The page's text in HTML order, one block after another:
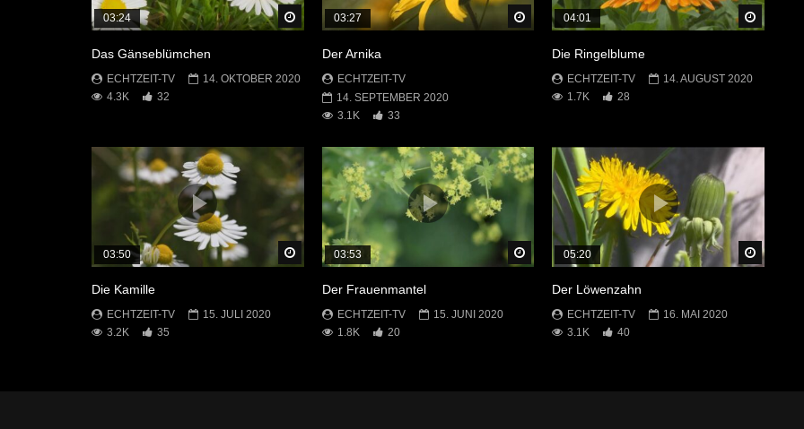
Später Ansehen
03:24
Das Gänseblümchen
ECHTZEIT-TV
14. OKTOBER 2020
4.3K
32
Später Ansehen
03:27
Der Arnika
ECHTZEIT-TV
14. SEPTEMBER 2020
3.1K
33
Später
04:01
Die Ringelblume
ECHTZEIT-TV
14. AUGUST 2020
1.7K
28
Später Ansehen
03:50
Die Kamille
ECHTZEIT-TV
15. JULI 2020
3.2K
35
Später Ansehen
03:53
Der Frauenmantel
ECHTZEIT-TV
15. JUNI 2020
1.8K
20
Später
05:20
Der Löwenzahn
ECHTZEIT-TV
16. MAI 2020
3.1K
40